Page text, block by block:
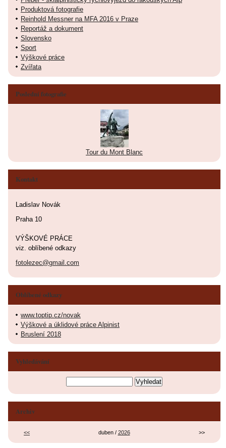
Produktová fotografie
Reinhold Messner na MFA 2016 v Praze
Reportáž a dokument
Slovensko
Sport
Výškové práce
Zvířata
Poslední fotografie
Tour du Mont Blanc
Kontakt
Ladislav Novák
Praha 10
VÝŠKOVÉ PRÁCE
viz. oblíbené odkazy
fotolezec@gmail.com
Oblíbené odkazy
www.toptip.cz/novak
Výškové a úklidové práce Alpinist
Bruslení 2018
Vyhledávání
Archiv
<< duben / 2026 >>